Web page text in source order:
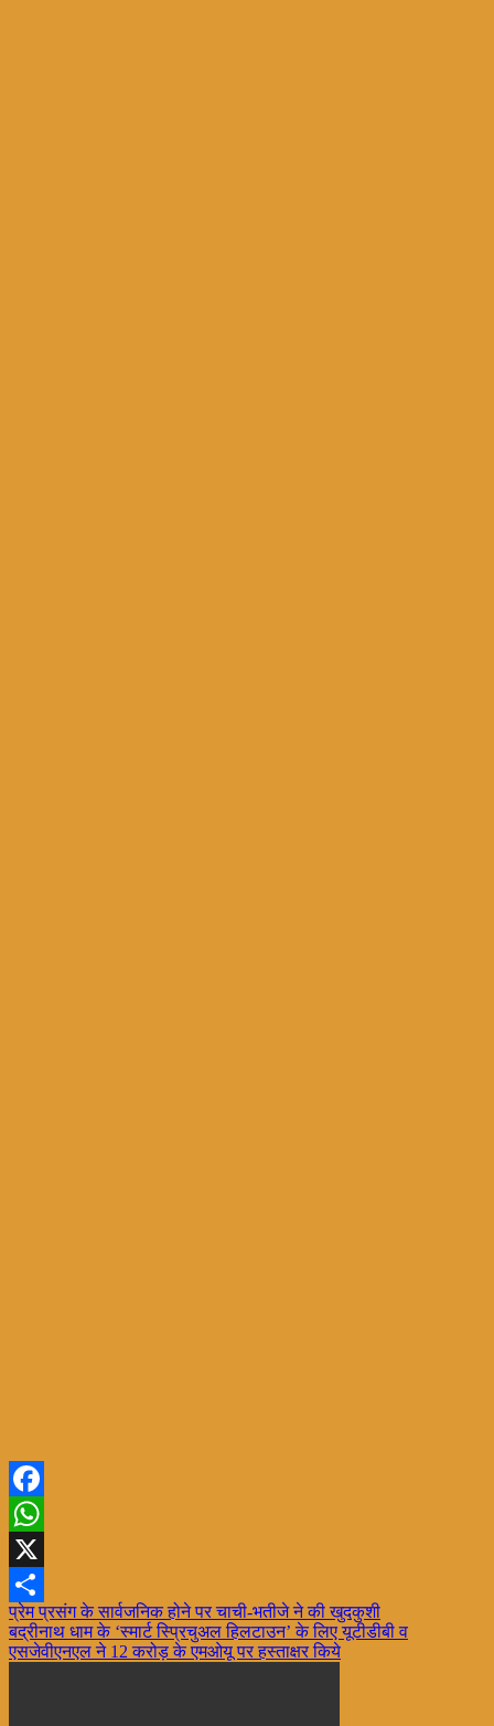
Facebook
WhatsApp
X
Share
Post
navigation
प्रेम प्रसंग के सार्वजनिक होने पर चाची-भतीजे ने की खुदकुशी
बद्रीनाथ धाम के ‘स्मार्ट स्प्रिचुअल हिलटाउन’ के लिए यूटीडीबी व
एसजेवीएनएल ने 12 करोड़ के एमओयू पर हस्ताक्षर किये